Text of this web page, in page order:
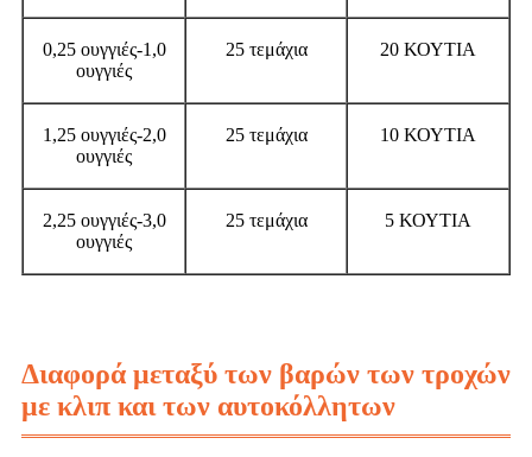
0,25 ουγγιές-1,0
ουγγιές
25 τεμάχια 20 ΚΟΥΤΙΑ
1,25 ουγγιές-2,0
ουγγιές
25 τεμάχια 10 ΚΟΥΤΙΑ
2,25 ουγγιές-3,0
ουγγιές
25 τεμάχια 5 ΚΟΥΤΙΑ
Διαφορά μεταξύ των βαρών των τροχών
με κλιπ και των αυτοκόλλητων